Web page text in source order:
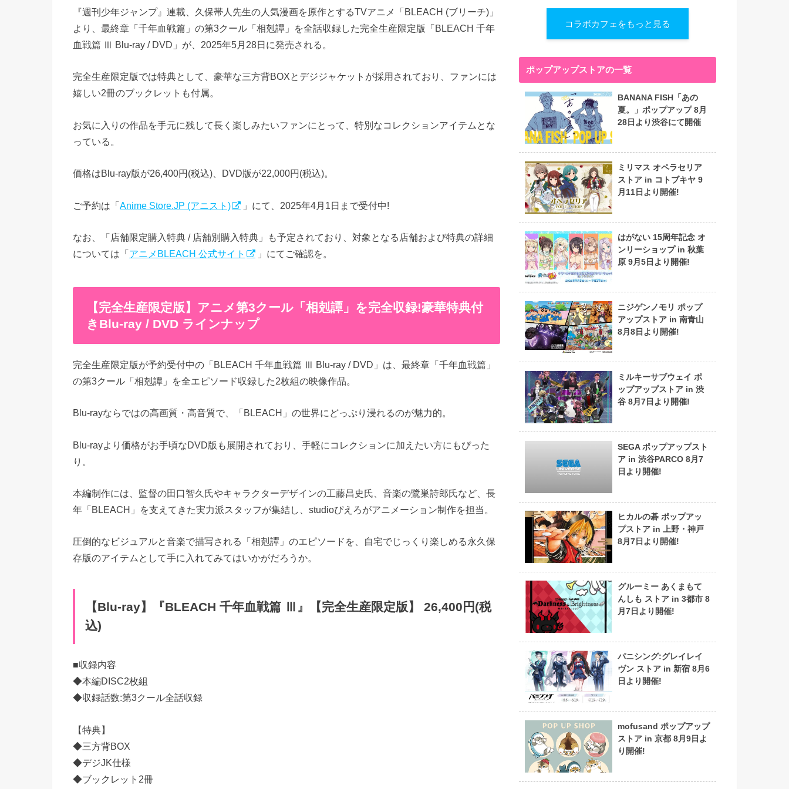
『週刊少年ジャンプ』連載、久保帯人先生の人気漫画を原作とするTVアニメ「BLEACH (ブリーチ)」
より、最終章「千年血戦篇」の第3クール「相剋譚」を全話収録した完全生産限定版「BLEACH 千年
血戦篇 Ⅲ Blu-ray / DVD」が、2025年5月28日に発売される。
完全生産限定版では特典として、豪華な三方背BOXとデジジャケットが採用されており、ファンには
嬉しい2冊のブックレットも付属。
お気に入りの作品を手元に残して長く楽しみたいファンにとって、特別なコレクションアイテムとな
っている。
価格はBlu-ray版が26,400円(税込)、DVD版が22,000円(税込)。
ご予約は「Anime Store.JP (アニスト) 」にて、2025年4月1日まで受付中!
なお、「店舗限定購入特典 / 店舗別購入特典」も予定されており、対象となる店舗および特典の詳細
については「アニメBLEACH 公式サイト 」にてご確認を。
【完全生産限定版】アニメ第3クール「相剋譚」を完全収録!豪華特典付
きBlu-ray / DVD ラインナップ
完全生産限定版が予約受付中の「BLEACH 千年血戦篇 Ⅲ Blu-ray / DVD」は、最終章「千年血戦篇」
の第3クール「相剋譚」を全エピソード収録した2枚組の映像作品。
Blu-rayならではの高画質・高音質で、「BLEACH」の世界にどっぷり浸れるのが魅力的。
Blu-rayより価格がお手頃なDVD版も展開されており、手軽にコレクションに加えたい方にもぴった
り。
本編制作には、監督の田口智久氏やキャラクターデザインの工藤昌史氏、音楽の鷺巣詩郎氏など、長
年「BLEACH」を支えてきた実力派スタッフが集結し、studioぴえろがアニメーション制作を担当。
圧倒的なビジュアルと音楽で描写される「相剋譚」のエピソードを、自宅でじっくり楽しめる永久保
存版のアイテムとして手に入れてみてはいかがだろうか。
【Blu-ray】『BLEACH 千年血戦篇 Ⅲ』【完全生産限定版】 26,400円(税
込)
■収録内容
◆本編DISC2枚組
◆収録話数:第3クール全話収録
【特典】
◆三方背BOX
◆デジJK仕様
◆ブックレット2冊
コラボカフェをもっと見る
ポップアップストアの一覧
BANANA FISH「あの
夏。」ポップアップ 8月
28日より渋谷にて開催
ミリマス オペラセリア
ストア in コトブキヤ 9
月11日より開催!
はがない 15周年記念 オ
ンリーショップ in 秋葉
原 9月5日より開催!
ニジゲンノモリ ポップ
アップストア in 南青山
8月8日より開催!
ミルキーサブウェイ ポ
ップアップストア in 渋
谷 8月7日より開催!
SEGA ポップアップスト
ア in 渋谷PARCO 8月7
日より開催!
ヒカルの碁 ポップアッ
プストア in 上野・神戸
8月7日より開催!
グルーミー あくまもて
んしも ストア in 3都市 8
月7日より開催!
パニシング:グレイレイ
ヴン ストア in 新宿 8月6
日より開催!
mofusand ポップアップ
ストア in 京都 8月9日よ
り開催!